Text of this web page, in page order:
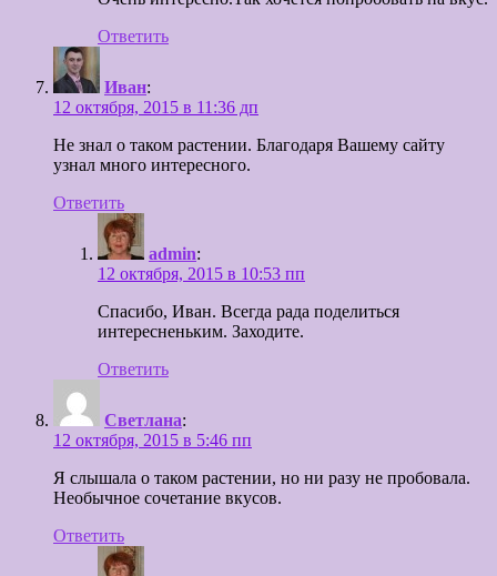
Ответить
Иван:
12 октября, 2015 в 11:36 дп
Не знал о таком растении. Благодаря Вашему сайту
узнал много интересного.
Ответить
admin:
12 октября, 2015 в 10:53 пп
Спасибо, Иван. Всегда рада поделиться
интересненьким. Заходите.
Ответить
Светлана:
12 октября, 2015 в 5:46 пп
Я слышала о таком растении, но ни разу не пробовала.
Необычное сочетание вкусов.
Ответить